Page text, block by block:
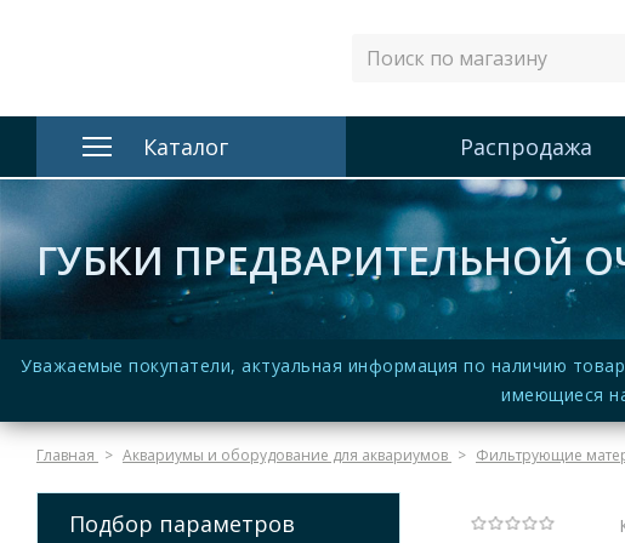
Каталог Распродажа
ГУБКИ ПРЕДВАРИТЕЛЬНОЙ
Уважаемые покупатели, актуальная информация по наличию
имеющиеся
Главная Аквариумы и оборудование для аквариумов Фильтрующие
Подбор параметров